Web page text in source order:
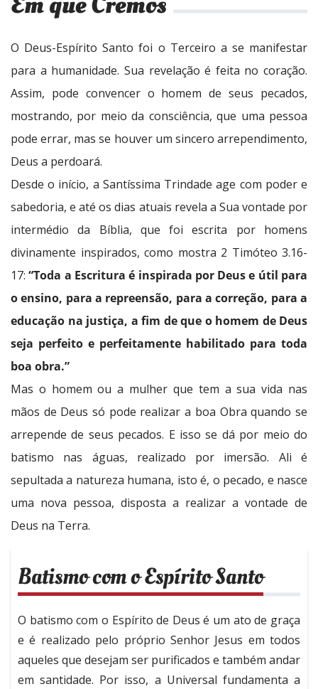
O Deus-Espírito Santo foi o Terceiro a se manifestar
para a humanidade. Sua revelação é feita no coração.
Assim, pode convencer o homem de seus pecados,
mostrando, por meio da consciência, que uma pessoa
pode errar, mas se houver um sincero arrependimento,
Deus a perdoará.
Desde o início, a Santíssima Trindade age com poder e
sabedoria, e até os dias atuais revela a Sua vontade por
intermédio da Bíblia, que foi escrita por homens
divinamente inspirados, como mostra 2 Timóteo 3.16-
17:“Toda a Escritura é inspirada por Deus e útil para
o ensino, para a repreensão, para a correção, para a
educação na justiça, a fim de que o homem de Deus
seja perfeito e perfeitamente habilitado para toda
boa obra.”
Mas o homem ou a mulher que tem a sua vida nas
mãos de Deus só pode realizar a boa Obra quando se
arrepende de seus pecados. E isso se dá por meio do
batismo nas águas, realizado por imersão. Ali é
sepultada a natureza humana, isto é, o pecado, e nasce
uma nova pessoa, disposta a realizar a vontade de
Deus na Terra.
Batismo com o Espírito Santo
O batismo com o Espírito de Deus é um ato de graça
e é realizado pelo próprio Senhor Jesus em todos
aqueles que desejam ser purificados e também andar
em santidade. Por isso, a Universal fundamenta a